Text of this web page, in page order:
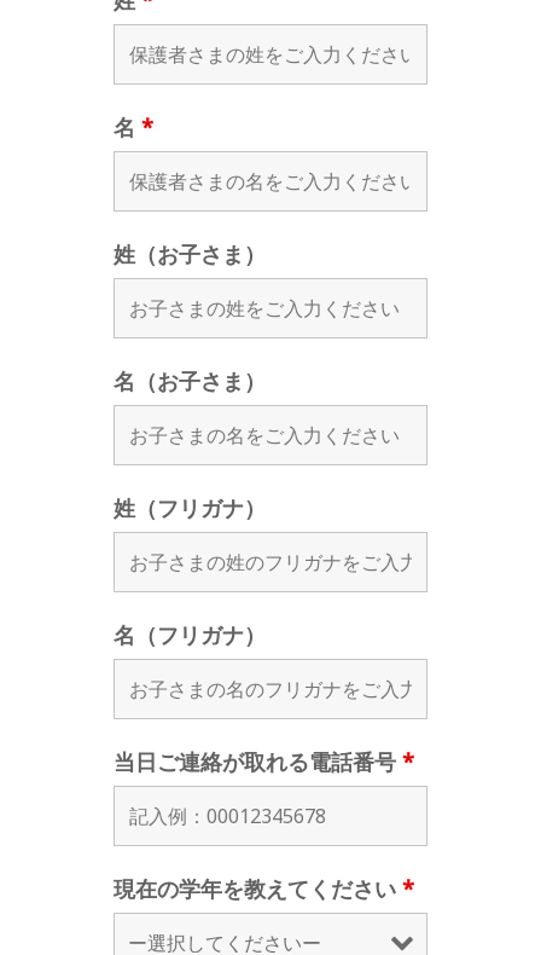
名 *
姓（お子さま）
名（お子さま）
姓（フリガナ）
名（フリガナ）
当日ご連絡が取れる電話番号 *
現在の学年を教えてください *